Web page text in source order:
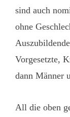
sind auch
ohne
Vorgesetzte,
dann Männer
All die oben